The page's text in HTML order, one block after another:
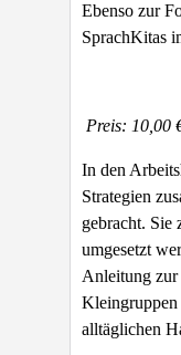
Ebenso zur
SprachKitas
Preis: 10,00
In den
Strategien
gebracht. Sie
umgesetzt
Anleitung
alltäglichen